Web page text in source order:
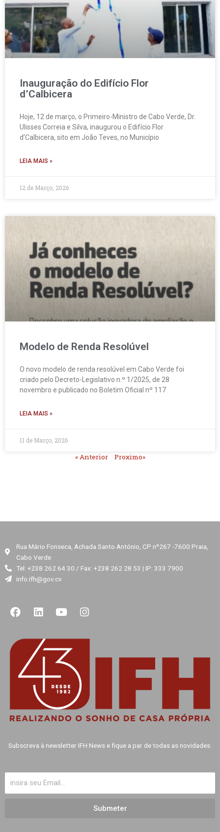
Inauguração do Edifício Flor
d’Calbicera
Hoje, 12 de março, o Primeiro-Ministro de Cabo Verde, Dr.
Ulisses Correia e Silva, inaugurou o Edifício Flor
d’Calbicera, sito em João Teves, no Município
LEIA MAIS »
12 de Março, 2026
Modelo de Renda Resolúvel
O novo modelo de renda resolúvel em Cabo Verde foi
criado pelo Decreto-Legislativo n.º 1/2025, de 28
novembro e publicado no Boletim Oficial nº 117
LEIA MAIS »
11 de Março, 2026
« Anterior Proximo»
Rua Mário Fonseca, Achada Santo António, CP nº267 -7600 Praia,
Cabo Verde
Tel: +238 262 64 30 / Fax: +238 262 28 53 | IP: 333 7900
info.ifh@gov.cv
a
c
b
k
i
n
e
d
o
u
u
b
e
n
s
a
Subscreva à newsletter IFH News e fique a par de todas as novidades.
Submeter